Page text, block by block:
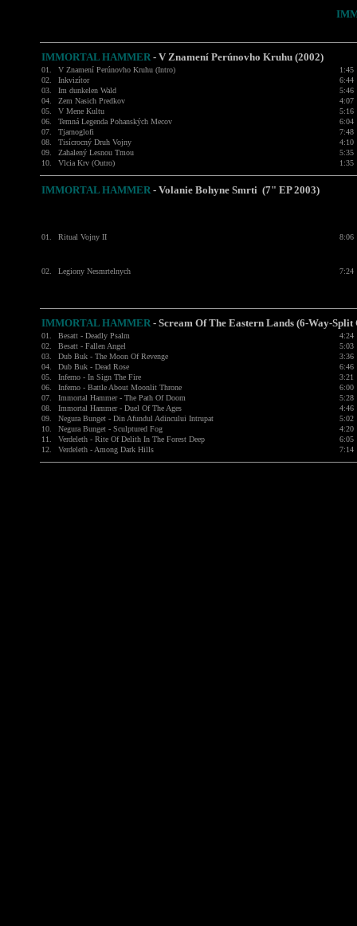
IMMORTAL HAMMER- V Znamení Perúnovho Kruhu (2002)
01. V Znamení Perúnovho Kruhu (Intro)
1:45
02.
Inkvizítor
6:44
03.
Im dunkelen Wald
5:46
04.
Zem Nasich Predkov
4:07
05.
V Mene Kultu
5:16
06.
Temná Legenda Pohanských Mecov
6:04
07.
Tjarnoglofi
7:48
08.
Tisícrocný Druh Vojny
4:10
09.
Zahalený Lesnou Tmou
5:35
10.
Vlcia Krv (Outro) 1:35
IMMORTAL HAMMER- Volanie Bohyne Smrti (7" EP 2003)
01. Ritual Vojny II 8:06
02. Legiony Nesmrtelnych 7:24
IMMORTAL HAMMER- Scream Of The Eastern Lands (6-Way-Split
01. Besatt - Deadly Psalm
4:24
02.
Besatt - Fallen Angel
5:03
03.
Dub Buk - The Moon Of Revenge
3:36
04.
Dub Buk - Dead Rose
6:46
05.
Inferno - In Sign The Fire
3:21
06.
Inferno - Battle About Moonlit Throne
6:00
07.
Immortal Hammer - The Path Of Doom
5:28
08.
Immortal Hammer - Duel Of The Ages
4:46
09.
Negura Bunget - Din Afundul Adincului Intrupat
5:02
10.
Negura Bunget - Sculptured Fog
4:20
11.
Verdeleth - Rite Of Delith In The Forest Deep
6:05
12.
Verdeleth - Among Dark Hills 7:14